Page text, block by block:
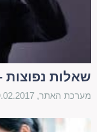
נכנסים בנעליו.
בכל מקרה של
רפואי מהר ככל
אלא גם מסיבות
עיכוב בפניה
שאלות נפוצות
מערכת האתר, 19.02.2017